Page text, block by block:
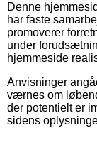
Denne
har faste
promoverer
under
hjemmeside
Anvisninger
værnes om
der potentielt er
sidens